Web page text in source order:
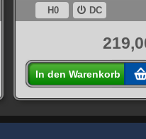
H0 DC
In den Warenkorb